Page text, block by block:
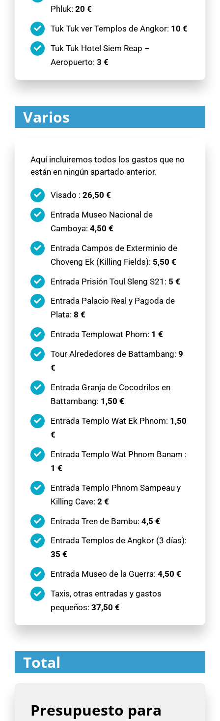
Phluk: 20 €
Tuk Tuk ver Templos de Angkor: 10 €
Tuk Tuk Hotel Siem Reap –
Aeropuerto: 3 €
Varios
Aquí incluiremos todos los gastos que no
están en ningún apartado anterior.
Visado : 26,50 €
Entrada Museo Nacional de
Camboya: 4,50 €
Entrada Campos de Exterminio de
Choveng Ek (Killing Fields): 5,50 €
Entrada Prisión Toul Sleng S21: 5 €
Entrada Palacio Real y Pagoda de
Plata: 8 €
Entrada Templowat Phom: 1 €
Tour Alrededores de Battambang: 9
€
Entrada Granja de Cocodrilos en
Battambang: 1,50 €
Entrada Templo Wat Ek Phnom: 1,50
€
Entrada Templo Wat Phnom Banam :
1 €
Entrada Templo Phnom Sampeau y
Killing Cave: 2 €
Entrada Tren de Bambu: 4,5 €
Entrada Templos de Angkor (3 días):
35 €
Entrada Museo de la Guerra: 4,50 €
Taxis, otras entradas y gastos
pequeños: 37,50 €
Total
Presupuesto para